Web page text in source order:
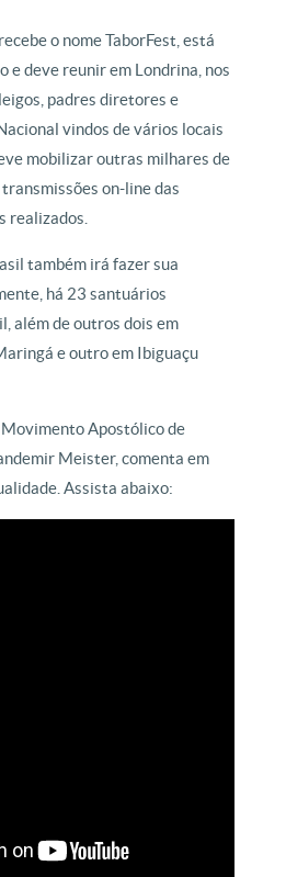
o nome TaborFest, está
e deve reunir em Londrina, nos
padres diretores e
vindos de vários locais
mobilizar outras milhares de
on-line das
realizados.
também irá fazer sua
há 23 santuários
além de outros dois em
e outro em Ibiguaçu
Apostólico de
Meister, comenta em
Assista abaixo: